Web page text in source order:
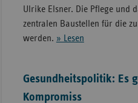
Ulrike Elsner. Die Pflege und
zentralen Baustellen für die
werden. » Lesen
Gesundheitspolitik: Es
Kompromiss